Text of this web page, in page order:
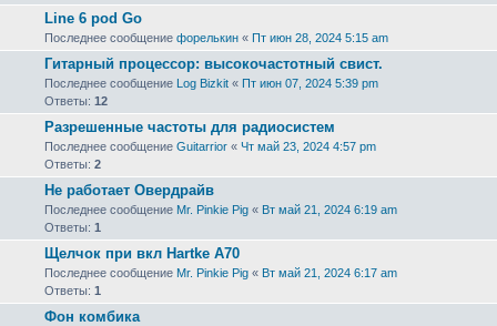
Line 6 pod Go
Последнее сообщение форелькин « Пт июн 28, 2024 5:15 am
Гитарный процессор: высокочастотный свист.
Последнее сообщение Log Bizkit « Пт июн 07, 2024 5:39 pm
Ответы: 12
Разрешенные частоты для радиосистем
Последнее сообщение Guitarrior « Чт май 23, 2024 4:57 pm
Ответы: 2
Не работает Овердрайв
Последнее сообщение Mr. Pinkie Pig « Вт май 21, 2024 6:19 am
Ответы: 1
Щелчок при вкл Hartke A70
Последнее сообщение Mr. Pinkie Pig « Вт май 21, 2024 6:17 am
Ответы: 1
Фон комбика